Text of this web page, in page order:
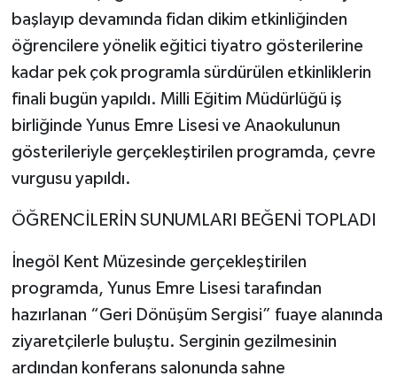
başlayıp devamında fidan dikim etkinliğinden
öğrencilere yönelik eğitici tiyatro gösterilerine
kadar pek çok programla sürdürülen etkinliklerin
finali bugün yapıldı. Milli Eğitim Müdürlüğü iş
birliğinde Yunus Emre Lisesi ve Anaokulunun
gösterileriyle gerçekleştirilen programda, çevre
vurgusu yapıldı.
ÖĞRENCİLERİN SUNUMLARI BEĞENİ TOPLADI
İnegöl Kent Müzesinde gerçekleştirilen
programda, Yunus Emre Lisesi tarafından
hazırlanan “Geri Dönüşüm Sergisi” fuaye alanında
ziyaretçilerle buluştu. Serginin gezilmesinin
ardından konferans salonunda sahne